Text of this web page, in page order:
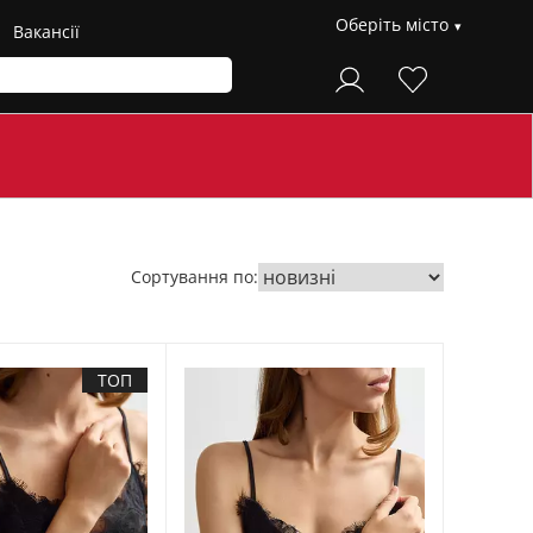
Вакансії Оберіть місто
Сортування по:
ТОП